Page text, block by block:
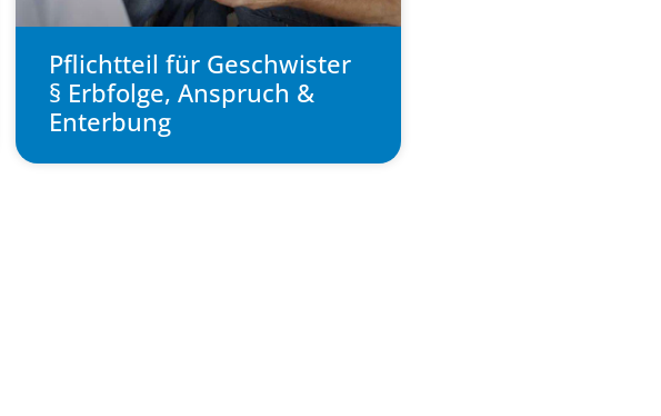
Pflichtteil für Geschwister
§ Erbfolge, Anspruch &
Enterbung